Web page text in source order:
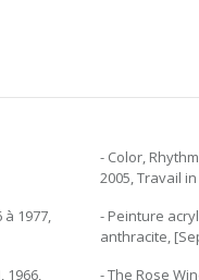
- Color,
2005, Travail
1977,
- Peinture
anthracite,
1966, - The Rose